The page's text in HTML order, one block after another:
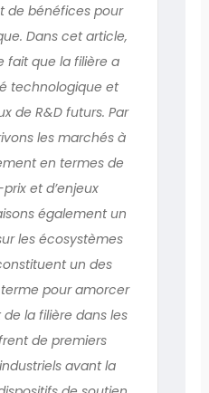
de bénéfices pour
Dans cet article,
fait que la filière a
technologique et
de R&D futurs. Par
les marchés à
en termes de
et d’enjeux
également un
les écosystèmes
un des
pour amorcer
la filière dans les
de premiers
avant la